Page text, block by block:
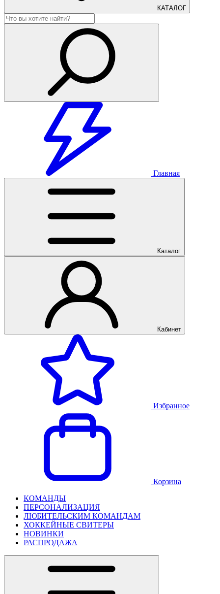
КАТАЛОГ
Главная
Каталог
Кабинет
Избранное
Корзина
КОМАНДЫ
ПЕРСОНАЛИЗАЦИЯ
ЛЮБИТЕЛЬСКИМ КОМАНДАМ
ХОККЕЙНЫЕ СВИТЕРЫ
НОВИНКИ
РАСПРОДАЖА